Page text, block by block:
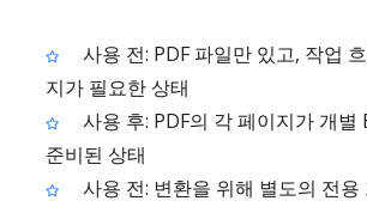
사용 전: PDF 파일만 있고, 작업
지가 필요한 상태
사용 후: PDF의 각 페이지가 개별
준비된 상태
사용 전: 변환을 위해 별도의 전용